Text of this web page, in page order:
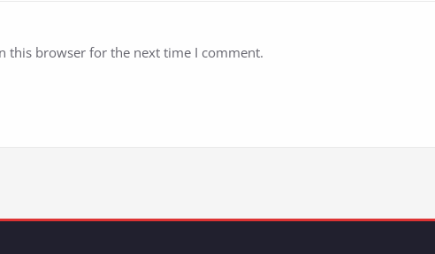
this browser for the next time I comment.